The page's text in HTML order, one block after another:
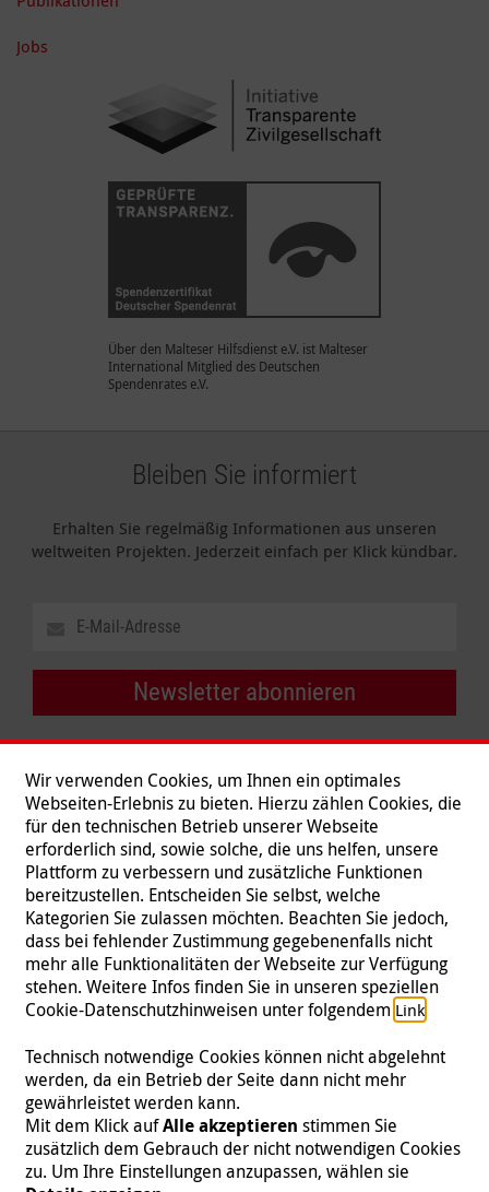
Jobs
Über den Malteser Hilfsdienst e.V. ist Malteser
International Mitglied des Deutschen
Spendenrates e.V.
Bleiben Sie informiert
Erhalten Sie regelmäßig Informationen aus unseren
weltweiten Projekten. Jederzeit einfach per Klick kündbar.
Newsletter abonnieren
Folgen Sie uns
Impressum | Datenschutz | Kontakt | Presse
© 2026 Malteser International
Wir verwenden Cookies, um Ihnen ein optimales
Webseiten-Erlebnis zu bieten. Hierzu zählen Cookies, die
für den technischen Betrieb unserer Webseite
erforderlich sind, sowie solche, die uns helfen, unsere
Plattform zu verbessern und zusätzliche Funktionen
bereitzustellen. Entscheiden Sie selbst, welche
Kategorien Sie zulassen möchten. Beachten Sie jedoch,
dass bei fehlender Zustimmung gegebenenfalls nicht
mehr alle Funktionalitäten der Webseite zur Verfügung
stehen. Weitere Infos finden Sie in unseren speziellen
Cookie-Datenschutzhinweisen unter folgendem Link.
Technisch notwendige Cookies können nicht abgelehnt
werden, da ein Betrieb der Seite dann nicht mehr
gewährleistet werden kann.
Mit dem Klick aufAlle akzeptieren stimmen Sie
zusätzlich dem Gebrauch der nicht notwendigen Cookies
zu. Um Ihre Einstellungen anzupassen, wählen sie